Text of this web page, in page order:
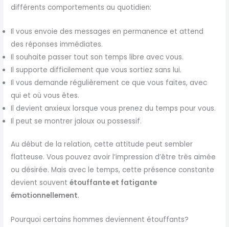
différents comportements au quotidien:
Il vous envoie des messages en permanence et attend
des réponses immédiates.
Il souhaite passer tout son temps libre avec vous.
Il supporte difficilement que vous sortiez sans lui.
Il vous demande régulièrement ce que vous faites, avec
qui et où vous êtes.
Il devient anxieux lorsque vous prenez du temps pour vous.
Il peut se montrer jaloux ou possessif.
Au début de la relation, cette attitude peut sembler
flatteuse. Vous pouvez avoir l’impression d’être très aimée
ou désirée. Mais avec le temps, cette présence constante
devient souventétouffante et fatigante
émotionnellement.
Pourquoi certains hommes deviennent étouffants?